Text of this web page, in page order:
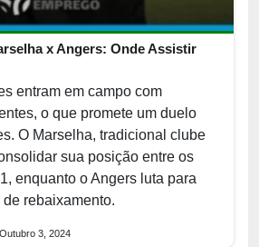
x Angers: Onde Assistir
entram em campo com
o que promete um duelo
O Marselha, tradicional clube
sua posição entre os
enquanto o Angers luta para
rebaixamento.
3, 2024